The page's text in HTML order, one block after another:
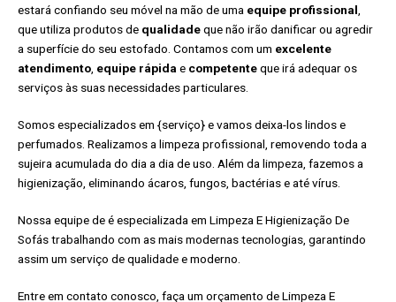
estará confiando seu móvel na mão de uma equipe profissional
que utiliza produtos de qualidadeque não irão danificar ou agredir
a superfície do seu estofado. Contamos com um excelente
atendimento equipe rápida e competenteque irá adequar os
serviços às suas necessidades particulares.
Somos especializados em {serviço} e vamos deixa-los lindos e
perfumados. Realizamos a limpeza profissional, removendo toda a
sujeira acumulada do dia a dia de uso. Além da limpeza, fazemos a
higienização, eliminando ácaros, fungos, bactérias e até vírus.
Nossa equipe de é especializada em Limpeza E Higienização De
Sofás trabalhando com as mais modernas tecnologias, garantindo
assim um serviço de qualidade e moderno.
Entre em contato conosco, faça um orçamento de Limpeza E